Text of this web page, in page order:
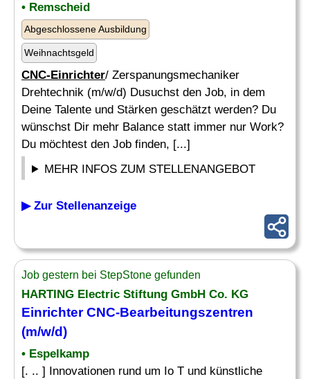
• Remscheid
Abgeschlossene Ausbildung
Weihnachtsgeld
CNC-Einrichter/ Zerspanungsmechaniker
Drehtechnik (m/w/d) Dusuchst den Job, in dem
Deine Talente und Stärken geschätzt werden? Du
wünschst Dir mehr Balance statt immer nur Work?
Du möchtest den Job finden, [...]
MEHR INFOS ZUM STELLENANGEBOT
▶ Zur Stellenanzeige
Job gestern bei StepStone gefunden
HARTING Electric Stiftung GmbH Co. KG
Einrichter CNC-Bearbeitungszentren
(m/w/d)
• Espelkamp
[. .. ] Innovationen rund um Io T und künstliche